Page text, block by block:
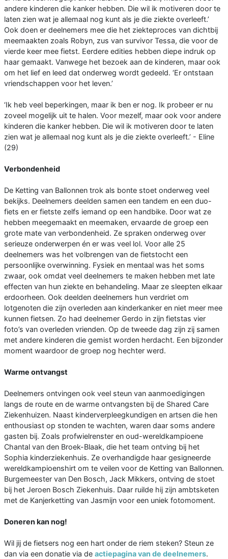
andere kinderen die kanker hebben. Die wil ik motiveren door te
laten zien wat je allemaal nog kunt als je die ziekte overleeft.’
Ook doen er deelnemers mee die het ziekteproces van dichtbij
meemaakten zoals Robyn, zus van survivor Tessa, die voor de
vierde keer mee fietst. Eerdere edities hebben diepe indruk op
haar gemaakt. Vanwege het bezoek aan de kinderen, maar ook
om het lief en leed dat onderweg wordt gedeeld. ‘Er ontstaan
vriendschappen voor het leven.’
‘Ik heb veel beperkingen, maar ik ben er nog. Ik probeer er nu
zoveel mogelijk uit te halen. Voor mezelf, maar ook voor andere
kinderen die kanker hebben. Die wil ik motiveren door te laten
zien wat je allemaal nog kunt als je die ziekte overleeft.’ - Eline
(29)
Verbondenheid
De Ketting van Ballonnen trok als bonte stoet onderweg veel
bekijks. Deelnemers deelden samen een tandem en een duo-
fiets en er fietste zelfs iemand op een handbike. Door wat ze
hebben meegemaakt en meemaken, ervaarde de groep een
grote mate van verbondenheid. Ze spraken onderweg over
serieuze onderwerpen én er was veel lol. Voor alle 25
deelnemers was het volbrengen van de fietstocht een
persoonlijke overwinning. Fysiek en mentaal was het soms
zwaar, ook omdat veel deelnemers te maken hebben met late
effecten van hun ziekte en behandeling. Maar ze sleepten elkaar
erdoorheen. Ook deelden deelnemers hun verdriet om
lotgenoten die zijn overleden aan kinderkanker en niet meer mee
kunnen fietsen. Zo had deelnemer Gerdo in zijn fietstas vier
foto’s van overleden vrienden. Op de tweede dag zijn zij samen
met andere kinderen die gemist worden herdacht. Een bijzonder
moment waardoor de groep nog hechter werd.
Warme ontvangst
Deelnemers ontvingen ook veel steun van aanmoedigingen
langs de route en de warme ontvangsten bij de Shared Care
Ziekenhuizen. Naast kinderverpleegkundigen en artsen die hen
enthousiast op stonden te wachten, waren daar soms andere
gasten bij. Zoals profwielrenster en oud-wereldkampioene
Chantal van den Broek-Blaak, die het team ontving bij het
Sophia kinderziekenhuis. Ze overhandigde haar gesigneerde
wereldkampioenshirt om te veilen voor de Ketting van Ballonnen.
Burgemeester van Den Bosch, Jack Mikkers, ontving de stoet
bij het Jeroen Bosch Ziekenhuis. Daar ruilde hij zijn ambtsketen
met de Kanjerketting van Jasmijn voor een uniek fotomoment.
Doneren kan nog!
Wil jij de fietsers nog een hart onder de riem steken? Steun ze
dan via een donatie via de actiepagina van de deelnemers.